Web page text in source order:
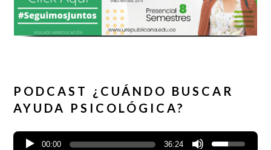
PODCAST ¿CUÁNDO BUSCAR
AYUDA PSICOLÓGICA?
00:00 36:24